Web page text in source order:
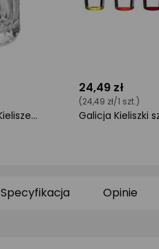
Affek Design Kieliszek do wódki Club 40ml transparentny 3798535
24,49 zł
(24,49 zł/1 szt.)
Specyfikacja Opinie